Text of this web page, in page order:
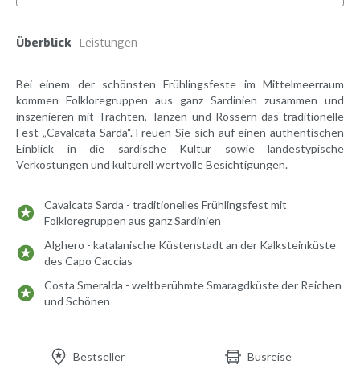
Überblick Leistungen
Bei einem der schönsten Frühlingsfeste im Mittelmeerraum
kommen Folkloregruppen aus ganz Sardinien zusammen und
inszenieren mit Trachten, Tänzen und Rössern das traditionelle
Fest „Cavalcata Sarda“. Freuen Sie sich auf einen authentischen
Einblick in die sardische Kultur sowie landestypische
Verkostungen und kulturell wertvolle Besichtigungen.
Cavalcata Sarda - traditionelles Frühlingsfest mit
Folkloregruppen aus ganz Sardinien
Alghero - katalanische Küstenstadt an der Kalksteinküste
des Capo Caccias
Costa Smeralda - weltberühmte Smaragdküste der Reichen
und Schönen
Bestseller Busreise